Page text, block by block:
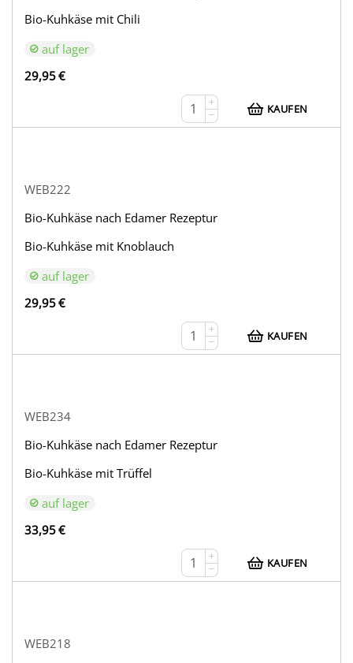
Bio-Kuhkäse mit Chili
auf lager
29,95€
+
−
KAUFEN
WEB222
Bio-Kuhkäse nach Edamer Rezeptur
Bio-Kuhkäse mit Knoblauch
auf lager
29,95€
+
−
KAUFEN
WEB234
Bio-Kuhkäse nach Edamer Rezeptur
Bio-Kuhkäse mit Trüffel
auf lager
33,95€
+
−
KAUFEN
WEB218